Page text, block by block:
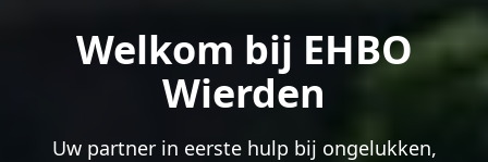
Welkom bij EHBO
Wierden
Uw partner in eerste hulp bij ongelukken,